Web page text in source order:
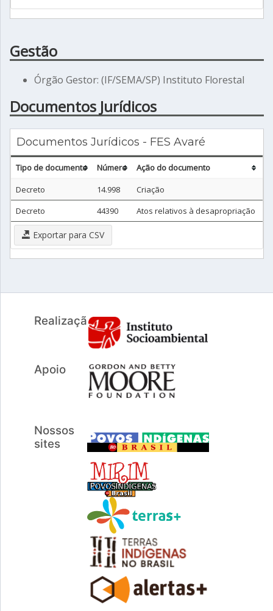
Gestão
Órgão Gestor: (IF/SEMA/SP) Instituto Florestal
Documentos Jurídicos
Documentos Jurídicos - FES Avaré
Tipo de documento Número Ação do documento
Decreto
14.998 Criação
Decreto
44390 Atos relativos à desapropriação
Exportar para CSV